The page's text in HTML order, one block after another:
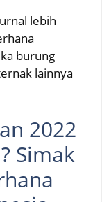
lebih
burung
lainnya
2022
Simak